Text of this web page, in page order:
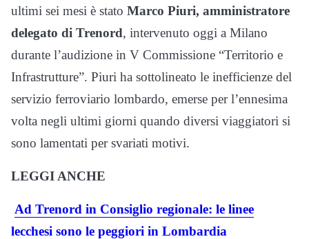
ultimi sei mesi è stato Marco Piuri, amministratore
delegato di Trenord, intervenuto oggi a Milano
durante l’audizione in V Commissione “Territorio e
Infrastrutture”. Piuri ha sottolineato le inefficienze del
servizio ferroviario lombardo, emerse per l’ennesima
volta negli ultimi giorni quando diversi viaggiatori si
sono lamentati per svariati motivi.
LEGGI ANCHE
Ad Trenord in Consiglio regionale: le linee
lecchesi sono le peggiori in Lombardia